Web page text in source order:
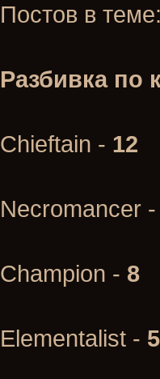
Постов в
Разбивка по
Chieftain - 12
Necromancer
Champion - 8
Elementalist - 5